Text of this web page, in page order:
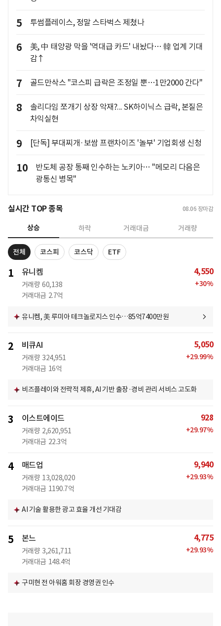
5 투썸플레이스, 정말 스타벅스 제쳤나
6
美, 中 태양광 막을 '역대급 카드' 내놨다… 韓 업계 기대
감↑
7 골드만삭스 "코스피 급락은 조정일 뿐…1만2000 간다"
8
솔리다임 쪼개기 상장 악재?... SK하이닉스 급락, 본질은
차익실현
9 [단독] 부대찌개·보쌈 프랜차이즈 '놀부' 기업회생 신청
10
반도체 공장 통째 인수하는 노키아… "메모리 다음은
광통신 병목"
실시간 TOP 종목 08.06 장마감
상승 하락 거래대금 거래량
전체 코스피 코스닥 ETF
1 유니켐
거래량 60,138
거래대금 2.7억
4,550
+30%
유니켐, 美 루미아 테크놀로지스 인수…85억7400만원
2 비큐AI
거래량 324,951
거래대금 16억
5,050
+29.99%
비즈플레이와 전략적 제휴, AI 기반 출장·경비 관리 서비스 고도화
3 이스트에이드
거래량 2,620,951
거래대금 22.3억
928
+29.97%
4 매드업
거래량 13,028,020
거래대금 1190.7억
9,940
+29.93%
AI 기술 활용한 광고 효율 개선 기대감
5 본느
거래량 3,261,711
거래대금 148.4억
4,775
+29.93%
구미현 전 아워홈 회장 경영권 인수